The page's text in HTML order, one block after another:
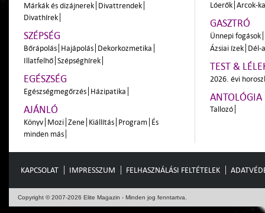
Márkák és dizájnerek Divattrendek
Divathírek
SZÉPSÉG
Bőrápolás Hajápolás Dekorkozmetika
Illatfelhő Szépséghírek
EGÉSZSÉG
Egészségmegőrzés Házipatika
AJÁNLÓ
Könyv Mozi Zene Kiállítás Program És
minden más
Lóerők Arcok-
GASZTRÓ
Ünnepi fogások
Ázsiai ízek Dél-
TEST &
2026. évi
ANTOLÓGIA
Tallozó
KAPCSOLAT IMPRESSZUM FELHASZNÁLÁSI FELTÉTELEK
Copyright © 2007-2026 Elite Magazin - Minden jog fenntartva.